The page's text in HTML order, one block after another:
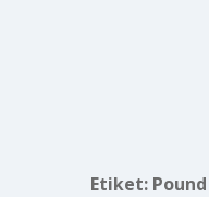
Etiket: